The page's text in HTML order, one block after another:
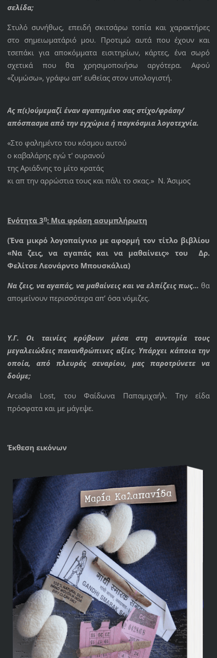
σελίδα;
Στυλό συνήθως, επειδή σκιτσάρω τοπία και χαρακτήρες
στο σημειωματάριό μου. Προτιμώ αυτά που έχουν και
τσεπάκι για αποκόμματα εισιτηρίων, κάρτες, ένα σωρό
σχετικά που θα χρησιμοποιήσω αργότερα. Αφού
«ζυμώσω», γράφω απ’ ευθείας στον υπολογιστή.
Ας π(ι)ούμεμαζί έναν αγαπημένο σας στίχο/φράση/
απόσπασμα από την εγχώρια ή παγκόσμια λογοτεχνία.
«Στο φαλημέντο του κόσμου αυτού
ο καβαλάρης εγώ τ' ουρανού
της Αριάδνης το μίτο κρατάς
κι απ την αρρώστια τους και πάλι το σκας.» Ν. Άσιμος
Ενότητα 3η: Μια φράση ασυμπλήρωτη
(Ένα μικρό λογοπαίγνιο με αφορμή τον τίτλο βιβλίου
«Να ζεις, να αγαπάς και να μαθαίνεις» του
Δρ.
Φελίτσε Λεονάρντο Μπουσκάλια)
Να ζεις, να αγαπάς, να μαθαίνεις και να ελπίζεις πως… θα
απομείνουν περισσότερα απ’ όσα νόμιζες.
Υ.Γ. Οι ταινίες κρύβουν μέσα στη συντομία τους
μεγαλειώδεις πανανθρώπινες αξίες. Υπάρχει κάποια την
οποία, από πλευράς σεναρίου, μας παροτρύνετε να
δούμε;
Arcadia Lost, του Φαίδωνα Παπαμιχαήλ. Την είδα
πρόσφατα και με μάγεψε.
Έκθεση εικόνων